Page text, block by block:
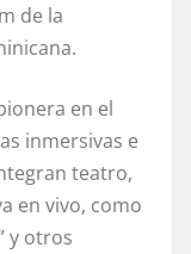
de la
en el
inmersivas e
teatro,
en vivo, como
y otros